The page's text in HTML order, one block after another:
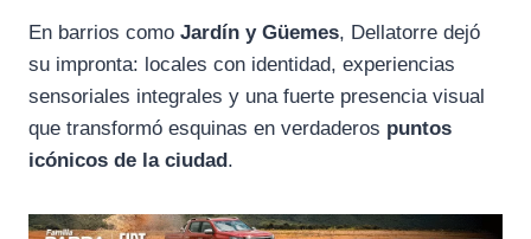
En barrios como Jardín y Güemes, Dellatorre dejó
su impronta: locales con identidad, experiencias
sensoriales integrales y una fuerte presencia visual
que transformó esquinas en verdaderos puntos
icónicos de la ciudad.